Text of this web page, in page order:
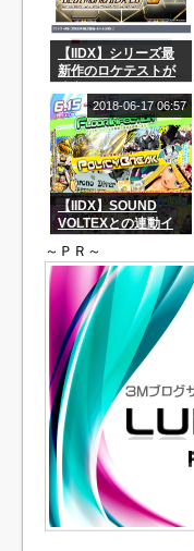
【IIDX】シリーズ最
新作のロケテストが
26 Rootage！！
【IIDX】SOUND
VOLTEXとの連動イ
テをプレーして曲を
ゲットしよう！
2018-06-17 06:57
～ＰＲ～